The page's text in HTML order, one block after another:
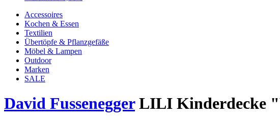
Accessoires
Kochen & Essen
Textilien
Übertöpfe & Pflanzgefäße
Möbel & Lampen
Outdoor
Marken
SALE
David FusseneggerLILI Kinderdecke